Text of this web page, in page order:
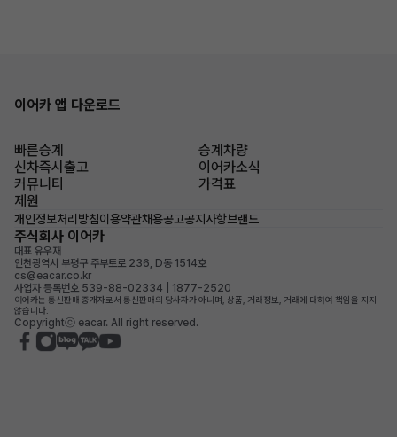
이어카 앱 다운로드
빠른승계
승계차량
신차즉시출고
이어카소식
커뮤니티
가격표
제원
개인정보처리방침이용약관채용공고공지사항브랜드
주식회사 이어카
대표 유우재
인천광역시 부평구 주부토로 236, D동 1514호
cs@eacar.co.kr
사업자 등록번호 539-88-02334 | 1877-2520
이어카는 통신판매 중개자로서 통신판매의 당사자가 아니며, 상품, 거래정보, 거래에 대하여 책임을 지지
않습니다.
Copyrightⓒ eacar. All right reserved.